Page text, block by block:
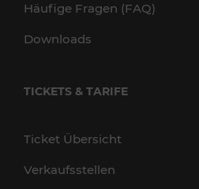
Häufige Fragen (FAQ)
Downloads
TICKETS & TARIFE
Ticket Übersicht
Verkaufsstellen